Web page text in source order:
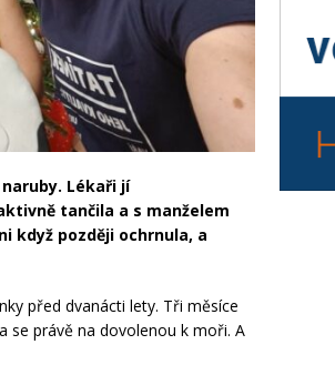
Lékaři jí
tančila a s manželem
když později ochrnula, a
před dvanácti lety. Tři měsíce
se právě na dovolenou k moři. A